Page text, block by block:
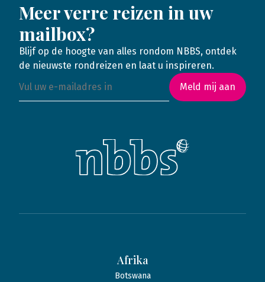
Meer verre reizen in uw
mailbox?
Blijf op de hoogte van alles rondom NBBS, ontdek
de nieuwste rondreizen en laat u inspireren.
Meld mij aan
Afrika
Botswana